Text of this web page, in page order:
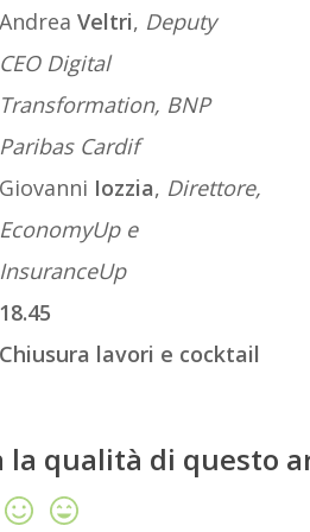
AndreaVeltri, Deputy
CEO Digital
Transformation, BNP
Paribas Cardif
Giovanni Iozzia, Direttore,
EconomyUp e
InsuranceUp
18.45
Chiusura lavori e cocktail
la qualità di questo